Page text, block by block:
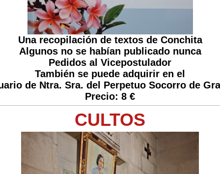
Una recopilación de textos de Conchita
Algunos no se habían publicado nunca
Pedidos al Vicepostulador
También se puede adquirir en el
de Ntra. Sra. del Perpetuo Socorro de
Precio: 8 €
CULTOS